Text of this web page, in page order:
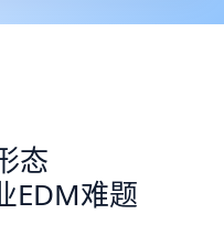
态
EDM难题